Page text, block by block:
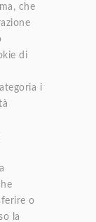
che
di
i
o
la